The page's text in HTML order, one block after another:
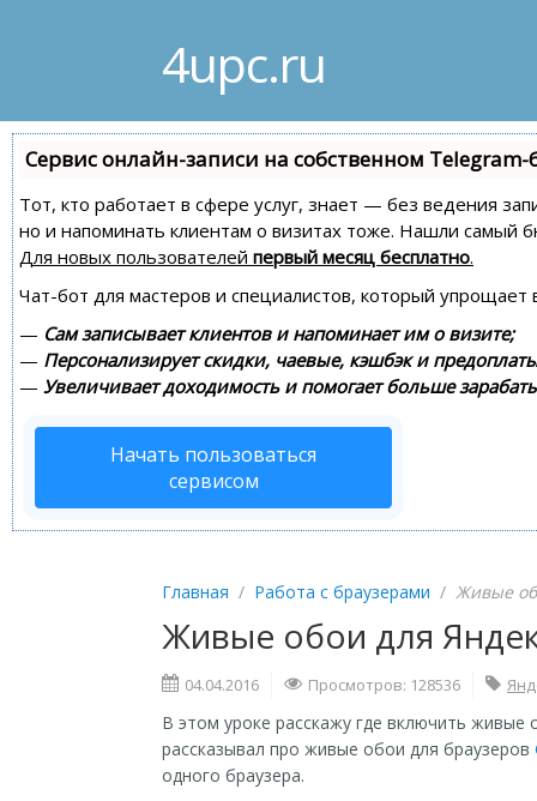
4upc.ru
Сервис онлайн-записи на собственном Telegram-
Тот, кто работает в сфере услуг, знает — без ведения
но и напоминать клиентам о визитах тоже. Нашли самый
Для новых пользователей первый месяц бесплатно.
Чат-бот для мастеров и специалистов, который упрощает
— Сам записывает клиентов и напоминает им о визите;
— Персонализирует скидки, чаевые, кэшбэк и
— Увеличивает доходимость и помогает больше
Начать пользоваться
сервисом
Главная / Работа с браузерами / Живые
Живые обои для
04.04.2016 Просмотров: 128536
В этом уроке расскажу где включить живые
рассказывал про живые обои для браузеров
одного браузера.